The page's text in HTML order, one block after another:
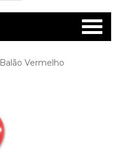
Balão Vermelho